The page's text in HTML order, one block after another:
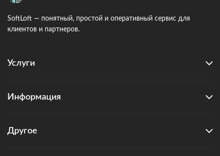
SoftLoft — понятный, простой и оперативный сервис для
клиентов и партнеров.
Услуги
Информация
Другое